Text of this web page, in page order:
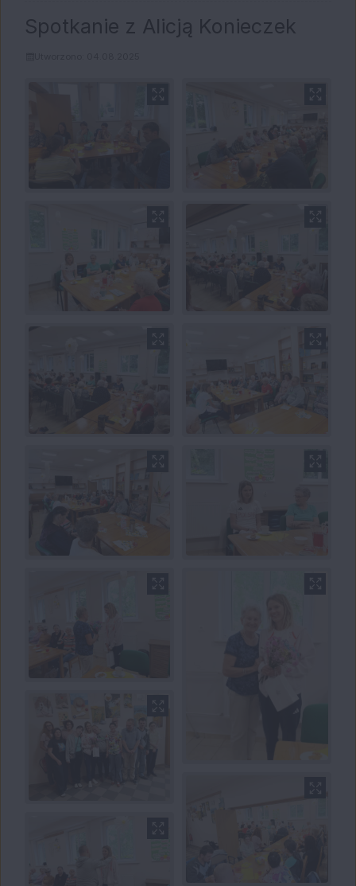
Spotkanie z Alicją Konieczek